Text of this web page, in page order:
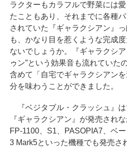
ラクターもカラフルで野菜には
たこともあり、それまでに各種
されていた『ギャラクシアン』
も、かなり目を惹くような完成
ないでしょうか。『ギャラクシ
ゥン”という効果音も流れていた
含めて「自宅でギャラクシアン
分を味わうことができました。
『ベジタブル・クラッシュ』は
『ギャラクシアン』が発売され
FP-1100、S1、PASOPIA7、ベ
3 Mark5といった機種でも発売さ